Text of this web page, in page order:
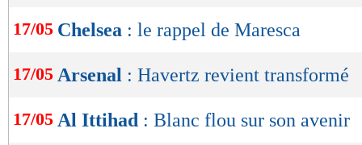
17/05 Chelsea : le rappel de Maresca
17/05 Arsenal : Havertz revient transformé
17/05 Al Ittihad : Blanc flou sur son avenir